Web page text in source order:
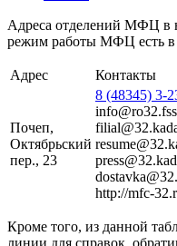
Адреса отделений МФЦ в
режим работы МФЦ есть в
Адрес Контакты
Почеп,
Октябрьский
пер., 23
8 (48345) 3-
http://mfc-
Кроме того, из данной
линии для справок,